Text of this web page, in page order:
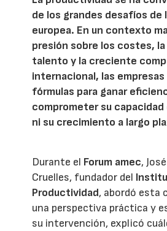
de los grandes desafíos de
europea. En un contexto
presión sobre los costes,
talento y la creciente
internacional, las empresas
fórmulas para ganar
comprometer su
ni su crecimiento a largo
Durante el Forum amec,
Cruelles, fundador del
Productividad, abordó esta
una perspectiva práctica y
su intervención, explicó